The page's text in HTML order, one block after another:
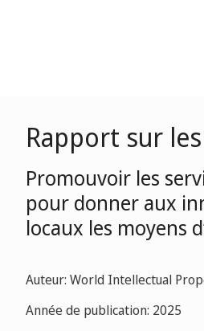
Rapport sur
Promouvoir les
pour donner aux
locaux les moyens
Auteur: World Intellectual
Année de publication: 2025